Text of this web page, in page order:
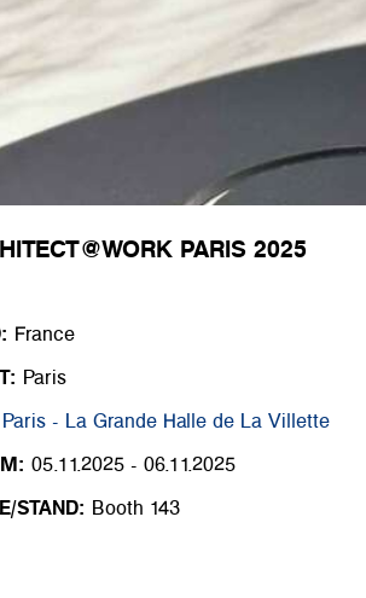
PARIS 2025
France
Paris
Paris - La Grande Halle de La Villette
05.11.2025 - 06.11.2025
STAND: Booth 143